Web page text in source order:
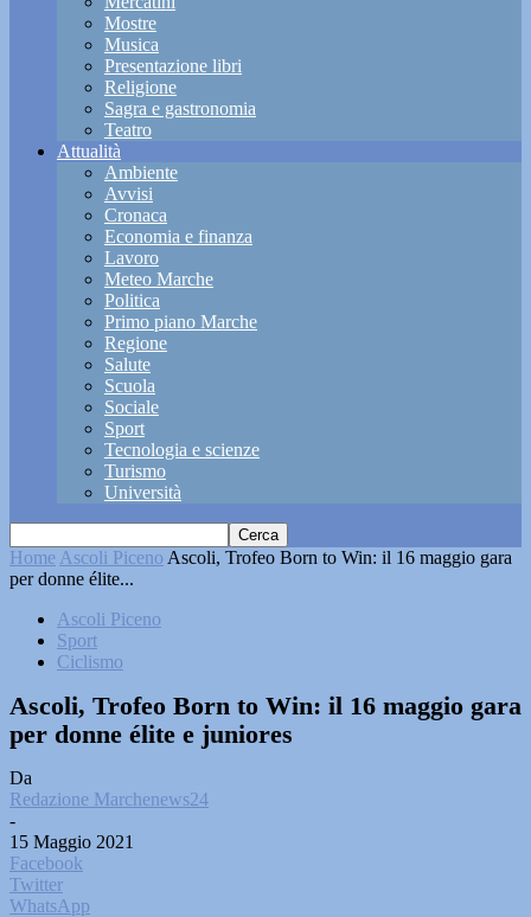
Mostre
Musica
Presentazione libri
Religione
Sagra e gastronomia
Teatro
Attualità
Ambiente
Avvisi
Cronaca
Economia e finanza
Lavoro
Meteo Marche
Politica
Primo piano Marche
Regione
Salute
Scuola
Sociale
Sport
Tecnologia e scienze
Turismo
Università
Home Ascoli Piceno Ascoli, Trofeo Born to Win: il 16 maggio gara
per donne élite...
Ascoli Piceno
Sport
Ciclismo
Ascoli, Trofeo Born to Win: il 16 maggio gara
per donne élite e juniores
Da
Redazione Marchenews24
-
15 Maggio 2021
Facebook
Twitter
WhatsApp